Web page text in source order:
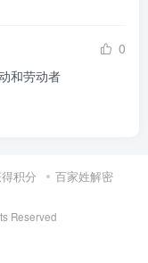
0
和劳动者
积分
百家姓解密
Reserved